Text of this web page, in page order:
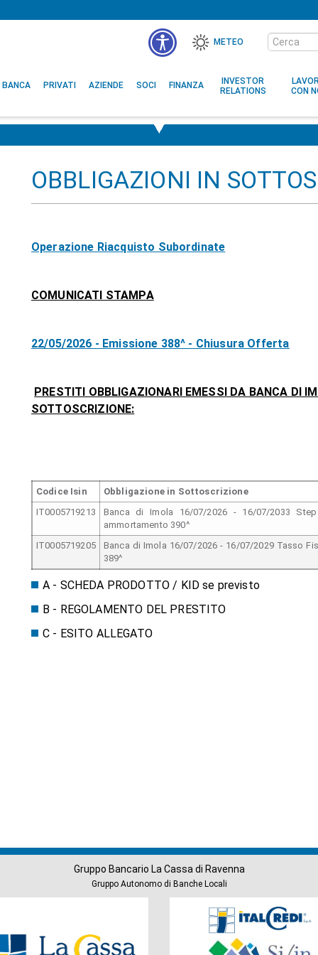
METEO
Cerca
nel
sito
BANCA PRIVATI AZIENDE SOCI FINANZA
INVESTOR
RELATIONS
CON
OBBLIGAZIONI IN
Operazione Riacquisto Subordinate
COMUNICATI STAMPA
22/05/2026 - Emissione 388^ - Chiusura Offerta
PRESTITI OBBLIGAZIONARI EMESSI DA BANCA DI
SOTTOSCRIZIONE:
Codice Isin
Obbligazione in Sottoscrizione
IT0005719213
Banca di Imola 16/07/2026 - 16/07/2033
ammortamento 390^
IT0005719205
Banca di Imola 16/07/2026 - 16/07/2029 Tasso
389^
A - SCHEDA PRODOTTO / KID se previsto
B - REGOLAMENTO DEL PRESTITO
C - ESITO ALLEGATO
Gruppo Bancario La Cassa di Ravenna
Gruppo Autonomo di Banche Locali
Società